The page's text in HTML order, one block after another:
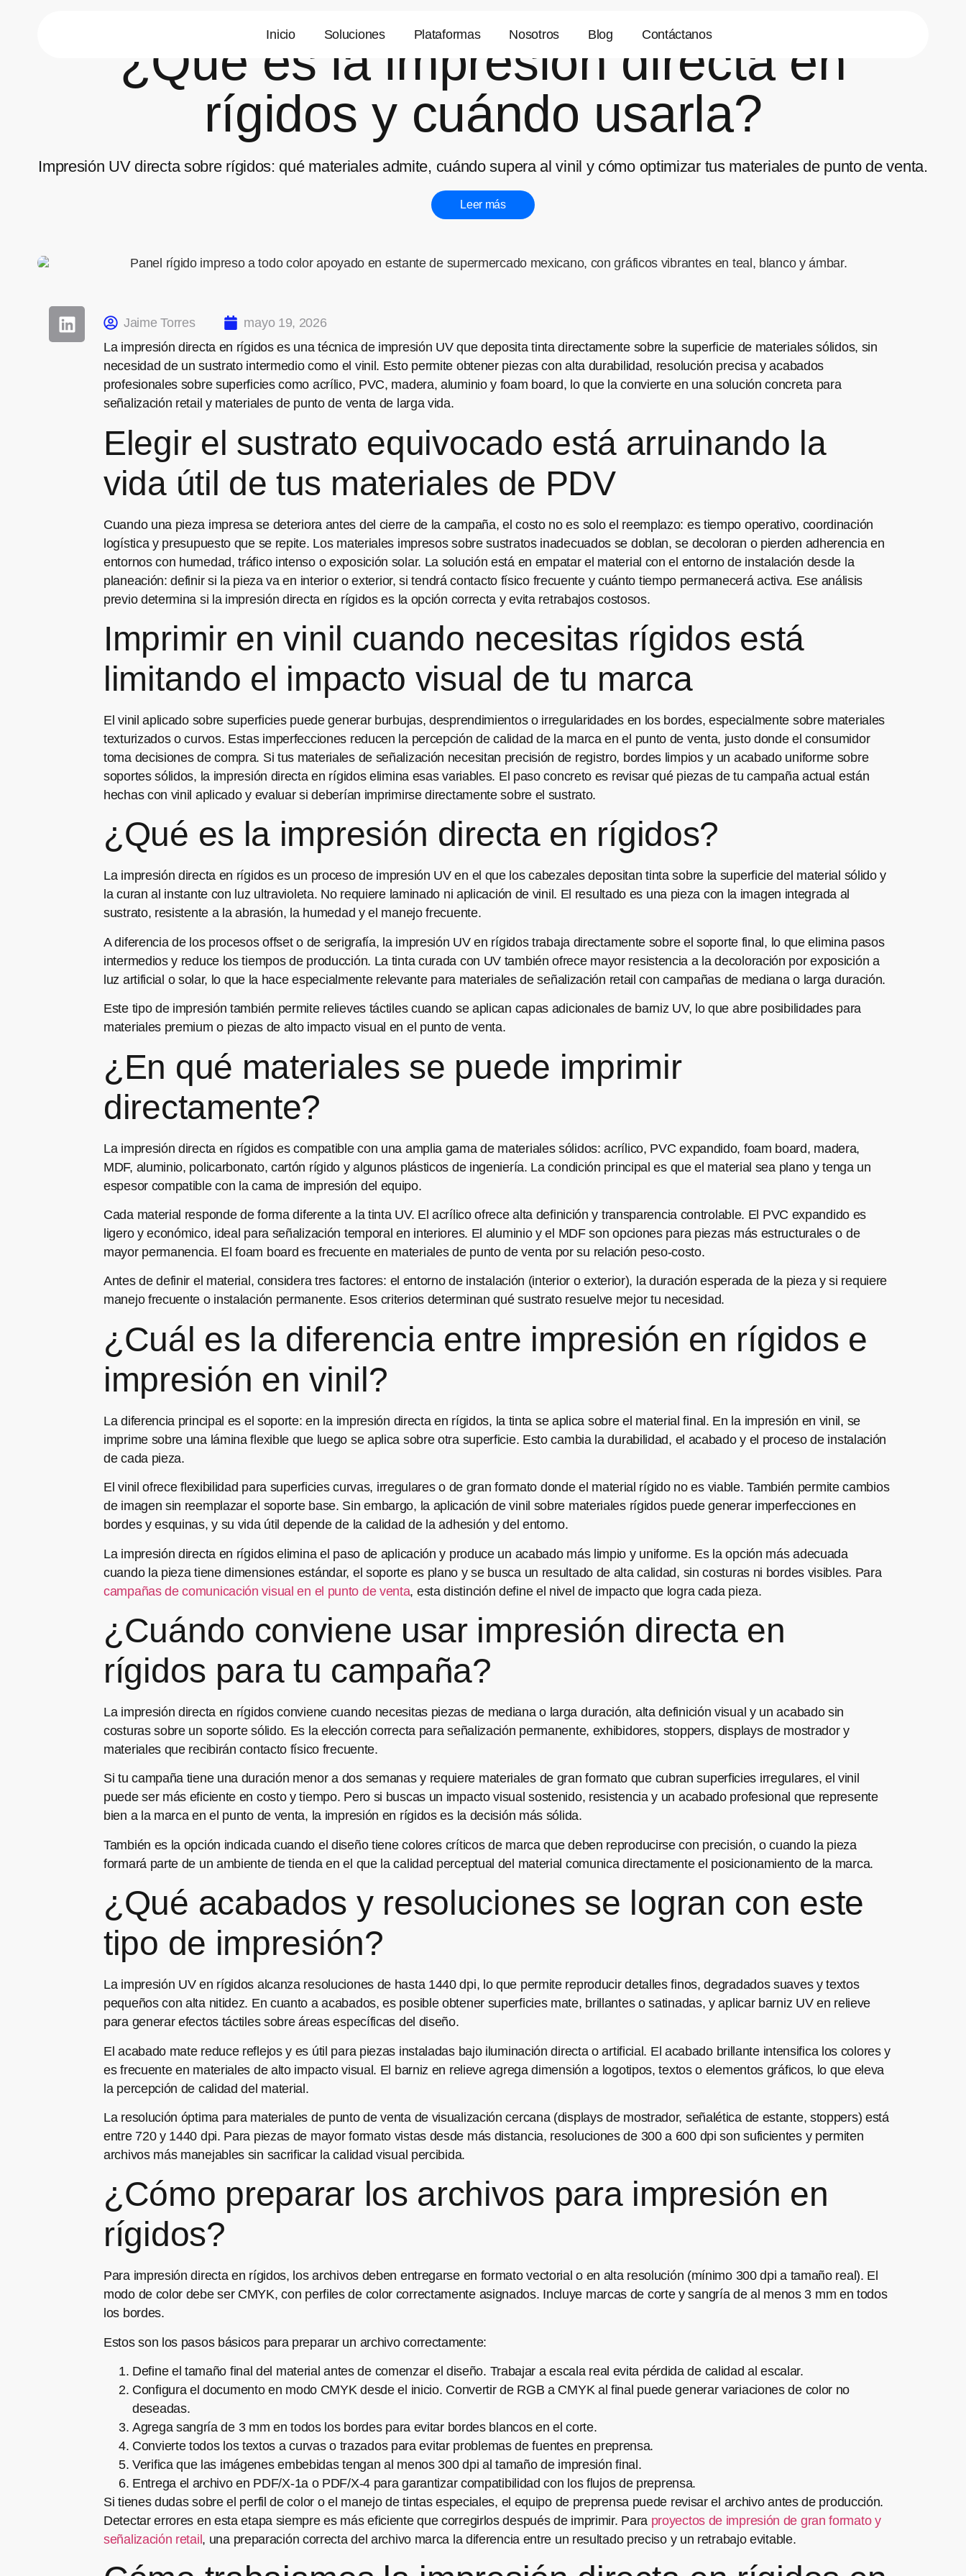
Inicio Soluciones Plataformas Nosotros Blog Contáctanos
¿Qué es la impresión directa en
rígidos y cuándo usarla?
Impresión UV directa sobre rígidos: qué materiales admite, cuándo supera al vinil y cómo optimizar tus materiales de punto de venta.
Leer más
Jaime Torres
mayo 19, 2026
La impresión directa en rígidos es una técnica de impresión UV que deposita tinta directamente sobre la superficie de materiales sólidos, sin
necesidad de un sustrato intermedio como el vinil. Esto permite obtener piezas con alta durabilidad, resolución precisa y acabados
profesionales sobre superficies como acrílico, PVC, madera, aluminio y foam board, lo que la convierte en una solución concreta para
señalización retail y materiales de punto de venta de larga vida.
Elegir el sustrato equivocado está arruinando la
vida útil de tus materiales de PDV
Cuando una pieza impresa se deteriora antes del cierre de la campaña, el costo no es solo el reemplazo: es tiempo operativo, coordinación
logística y presupuesto que se repite. Los materiales impresos sobre sustratos inadecuados se doblan, se decoloran o pierden adherencia en
entornos con humedad, tráfico intenso o exposición solar. La solución está en empatar el material con el entorno de instalación desde la
planeación: definir si la pieza va en interior o exterior, si tendrá contacto físico frecuente y cuánto tiempo permanecerá activa. Ese análisis
previo determina si la impresión directa en rígidos es la opción correcta y evita retrabajos costosos.
Imprimir en vinil cuando necesitas rígidos está
limitando el impacto visual de tu marca
El vinil aplicado sobre superficies puede generar burbujas, desprendimientos o irregularidades en los bordes, especialmente sobre materiales
texturizados o curvos. Estas imperfecciones reducen la percepción de calidad de la marca en el punto de venta, justo donde el consumidor
toma decisiones de compra. Si tus materiales de señalización necesitan precisión de registro, bordes limpios y un acabado uniforme sobre
soportes sólidos, la impresión directa en rígidos elimina esas variables. El paso concreto es revisar qué piezas de tu campaña actual están
hechas con vinil aplicado y evaluar si deberían imprimirse directamente sobre el sustrato.
¿Qué es la impresión directa en rígidos?
La impresión directa en rígidos es un proceso de impresión UV en el que los cabezales depositan tinta sobre la superficie del material sólido y
la curan al instante con luz ultravioleta. No requiere laminado ni aplicación de vinil. El resultado es una pieza con la imagen integrada al
sustrato, resistente a la abrasión, la humedad y el manejo frecuente.
A diferencia de los procesos offset o de serigrafía, la impresión UV en rígidos trabaja directamente sobre el soporte final, lo que elimina pasos
intermedios y reduce los tiempos de producción. La tinta curada con UV también ofrece mayor resistencia a la decoloración por exposición a
luz artificial o solar, lo que la hace especialmente relevante para materiales de señalización retail con campañas de mediana o larga duración.
Este tipo de impresión también permite relieves táctiles cuando se aplican capas adicionales de barniz UV, lo que abre posibilidades para
materiales premium o piezas de alto impacto visual en el punto de venta.
¿En qué materiales se puede imprimir
directamente?
La impresión directa en rígidos es compatible con una amplia gama de materiales sólidos: acrílico, PVC expandido, foam board, madera,
MDF, aluminio, policarbonato, cartón rígido y algunos plásticos de ingeniería. La condición principal es que el material sea plano y tenga un
espesor compatible con la cama de impresión del equipo.
Cada material responde de forma diferente a la tinta UV. El acrílico ofrece alta definición y transparencia controlable. El PVC expandido es
ligero y económico, ideal para señalización temporal en interiores. El aluminio y el MDF son opciones para piezas más estructurales o de
mayor permanencia. El foam board es frecuente en materiales de punto de venta por su relación peso-costo.
Antes de definir el material, considera tres factores: el entorno de instalación (interior o exterior), la duración esperada de la pieza y si requiere
manejo frecuente o instalación permanente. Esos criterios determinan qué sustrato resuelve mejor tu necesidad.
¿Cuál es la diferencia entre impresión en rígidos e
impresión en vinil?
La diferencia principal es el soporte: en la impresión directa en rígidos, la tinta se aplica sobre el material final. En la impresión en vinil, se
imprime sobre una lámina flexible que luego se aplica sobre otra superficie. Esto cambia la durabilidad, el acabado y el proceso de instalación
de cada pieza.
El vinil ofrece flexibilidad para superficies curvas, irregulares o de gran formato donde el material rígido no es viable. También permite cambios
de imagen sin reemplazar el soporte base. Sin embargo, la aplicación de vinil sobre materiales rígidos puede generar imperfecciones en
bordes y esquinas, y su vida útil depende de la calidad de la adhesión y del entorno.
La impresión directa en rígidos elimina el paso de aplicación y produce un acabado más limpio y uniforme. Es la opción más adecuada
cuando la pieza tiene dimensiones estándar, el soporte es plano y se busca un resultado de alta calidad, sin costuras ni bordes visibles. Para
campañas de comunicación visual en el punto de venta, esta distinción define el nivel de impacto que logra cada pieza.
¿Cuándo conviene usar impresión directa en
rígidos para tu campaña?
La impresión directa en rígidos conviene cuando necesitas piezas de mediana o larga duración, alta definición visual y un acabado sin
costuras sobre un soporte sólido. Es la elección correcta para señalización permanente, exhibidores, stoppers, displays de mostrador y
materiales que recibirán contacto físico frecuente.
Si tu campaña tiene una duración menor a dos semanas y requiere materiales de gran formato que cubran superficies irregulares, el vinil
puede ser más eficiente en costo y tiempo. Pero si buscas un impacto visual sostenido, resistencia y un acabado profesional que represente
bien a la marca en el punto de venta, la impresión en rígidos es la decisión más sólida.
También es la opción indicada cuando el diseño tiene colores críticos de marca que deben reproducirse con precisión, o cuando la pieza
formará parte de un ambiente de tienda en el que la calidad perceptual del material comunica directamente el posicionamiento de la marca.
¿Qué acabados y resoluciones se logran con este
tipo de impresión?
La impresión UV en rígidos alcanza resoluciones de hasta 1440 dpi, lo que permite reproducir detalles finos, degradados suaves y textos
pequeños con alta nitidez. En cuanto a acabados, es posible obtener superficies mate, brillantes o satinadas, y aplicar barniz UV en relieve
para generar efectos táctiles sobre áreas específicas del diseño.
El acabado mate reduce reflejos y es útil para piezas instaladas bajo iluminación directa o artificial. El acabado brillante intensifica los colores y
es frecuente en materiales de alto impacto visual. El barniz en relieve agrega dimensión a logotipos, textos o elementos gráficos, lo que eleva
la percepción de calidad del material.
La resolución óptima para materiales de punto de venta de visualización cercana (displays de mostrador, señalética de estante, stoppers) está
entre 720 y 1440 dpi. Para piezas de mayor formato vistas desde más distancia, resoluciones de 300 a 600 dpi son suficientes y permiten
archivos más manejables sin sacrificar la calidad visual percibida.
¿Cómo preparar los archivos para impresión en
rígidos?
Para impresión directa en rígidos, los archivos deben entregarse en formato vectorial o en alta resolución (mínimo 300 dpi a tamaño real). El
modo de color debe ser CMYK, con perfiles de color correctamente asignados. Incluye marcas de corte y sangría de al menos 3 mm en todos
los bordes.
Estos son los pasos básicos para preparar un archivo correctamente:
Define el tamaño final del material antes de comenzar el diseño. Trabajar a escala real evita pérdida de calidad al escalar.
Configura el documento en modo CMYK desde el inicio. Convertir de RGB a CMYK al final puede generar variaciones de color no
deseadas.
Agrega sangría de 3 mm en todos los bordes para evitar bordes blancos en el corte.
Convierte todos los textos a curvas o trazados para evitar problemas de fuentes en preprensa.
Verifica que las imágenes embebidas tengan al menos 300 dpi al tamaño de impresión final.
Entrega el archivo en PDF/X-1a o PDF/X-4 para garantizar compatibilidad con los flujos de preprensa.
Si tienes dudas sobre el perfil de color o el manejo de tintas especiales, el equipo de preprensa puede revisar el archivo antes de producción.
Detectar errores en esta etapa siempre es más eficiente que corregirlos después de imprimir. Para proyectos de impresión de gran formato y
señalización retail , una preparación correcta del archivo marca la diferencia entre un resultado preciso y un retrabajo evitable.